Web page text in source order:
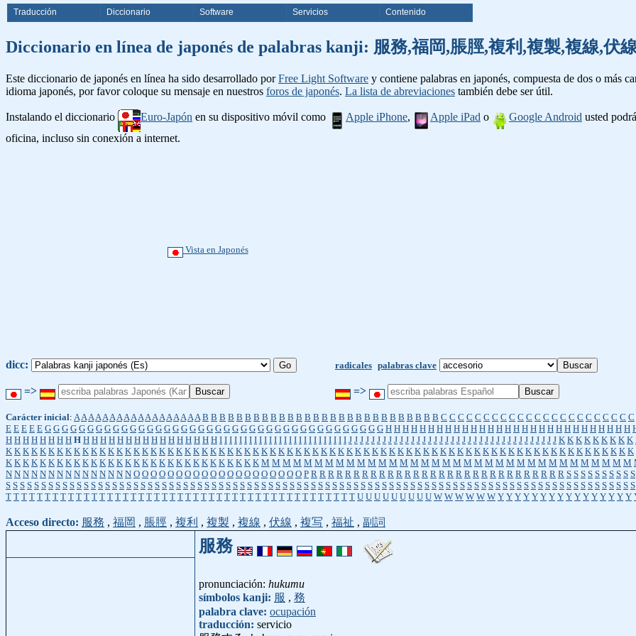
Traducción Diccionario Software Servicios Contenido
Diccionario en línea de japonés de palabras kanji: 服務,福岡,脹脛,複利,複製,複線,伏
Este diccionario de japonés en línea ha sido desarrollado porFree Light Software y contiene palabras en japonés, compuesta de dos o más
idioma japonés, por favor coloque su mensaje en nuestros foros de japonés. La lista de abreviaciones también debe ser útil.
Instalando el diccionario Euro-Japón en su dispositivo móvil como Apple iPhone, Apple iPad o Google Android usted
oficina, incluso sin conexión a internet.
Vista en Japonés
dicc: radicales palabras clave
=> =>
Carácter inicial: A A A A A A A A A A A A A A A A A A B B B B B B B B B B B B B B B B B B B B B B B B B B B B C C C C C C C C C C C C C C C C C C C C C C C
E E E E E G G G G G G G G G G G G G G G G G G G G G G G G G G G G G G G G G G G G G G G G H H H H H H H H H H H H H H H H H H H H H H H H H H H H H
H H H H H H H H H H H H H H H H H H H H H H H H H I I I I I I I I I I I I I I I I I I I I I I I I I I J J J J J J J J J J J J J J J J J J J J J J J J J J J J J J J J J J J J J K K K K K K K K K
K K K K K K K K K K K K K K K K K K K K K K K K K K K K K K K K K K K K K K K K K K K K K K K K K K K K K K K K K K K K K K K K K K K K K K K K K K
K K K K K K K K K K K K K K K K K K K K K K K K K K K K K K M M M M M M M M M M M M M M M M M M M M M M M M M M M M M M M M M M M
N N N N N N N N N N N N N N N O O O O O O O O O O O O O O O O O O O O P R R R R R R R R R R R R R R R R R R R R R R R R R R R R R R S S S S S S S S S S
S S S S S S S S S S S S S S S S S S S S S S S S S S S S S S S S S S S S S S S S S S S S S S S S S S S S S S S S S S S S S S S S S S S S S S S S S S S S S S S S S S S S S S S S S
T T T T T T T T T T T T T T T T T T T T T T T T T T T T T T T T T T T T T T T T T T T T T U U U U U U U U U W W W W W W Y Y Y Y Y Y Y Y Y Y Y Y Y Y Y Y
Acceso directo: 服務 , 福岡 , 脹脛 , 複利 , 複製 , 複線 , 伏線 , 複写 , 福祉 , 副詞
服務
pronunciación: hukumu
símbolos kanji: 服 , 務
palabra clave: ocupación
traducción: servicio